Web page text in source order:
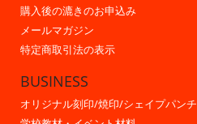
購入後の漉きのお申込み
メールマガジン
特定商取引法の表示
BUSINESS
オリジナル刻印/焼印/シェイプパンチ